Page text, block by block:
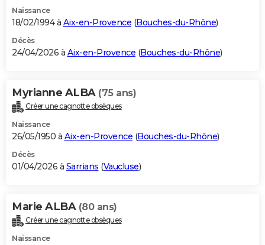
Dictionnaire
Biographies
Citations
Expressions
Proverbes
PROGRAMME TV
S'inscrire
Se connecter
Lycées
Collèges
Primaires
Universités
Entreprises
Service militaire
Avis de recherche
AVIS DE DÉCÈS
Bricolage
Lifestyle
Culture
Sport
Auto
Television
Voyage
Cinema
Naissance
18/02/1994 à Aix-en-Provence (Bouches-du-Rhône)
Décès
24/04/2026 à Aix-en-Provence (Bouches-du-Rhône)
Myrianne ALBA (75 ans)
Créer une cagnotte obsèques
Naissance
26/05/1950 à Aix-en-Provence (Bouches-du-Rhône)
Décès
01/04/2026 à Sarrians (Vaucluse)
Marie ALBA (80 ans)
Créer une cagnotte obsèques
Naissance